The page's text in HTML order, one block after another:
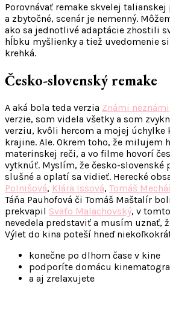
Porovnávať remake skvelej
a zbytočné, scenár je nemenný.
ako sa jednotlivé adaptácie zhostili
hĺbku myšlienky a tiež uvedomenie
krehká.
Česko-slovenský remake
A aká bola teda verzia Známi neznámi
verzie, som videla všetky a som
verziu, kvôli hercom a mojej úchylke
krajine. Ale. Okrem toho, že milujem
materinskej reči, a vo filme hovorí
vytknúť. Myslím, že česko-slovenské
slušné a oplatí sa vidieť. Herecké
Polnišová, Klára Issová, Tomáš
Táňa Pauhofová či Tomáš Maštalír
prekvapil Sväťo Malachovský, v
nevedela predstaviť a musím uznať,
Výlet do kina poteší hneď
konečne po dlhom čase v kine
podporíte domácu
a aj zrelaxujete